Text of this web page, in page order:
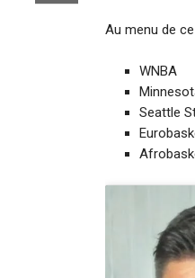
Au menu de
WNBA
Seattle